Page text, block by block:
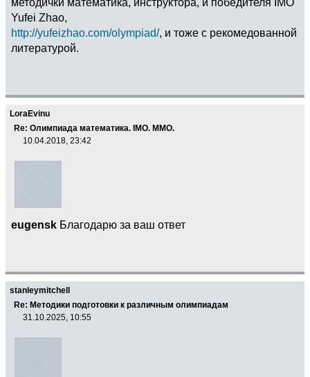
Yufei Zhao,
http://yufeizhao.com/olympiad/, и тоже с рекомедованной
литературой.
LoraEvinu
Re: Олимпиада математика. IMO. ММО.
10.04.2018, 23:42
eugensk Благодарю за ваш ответ
stanleymitchell
Re: Методики подготовки к различным олимпиадам
31.10.2025, 10:55